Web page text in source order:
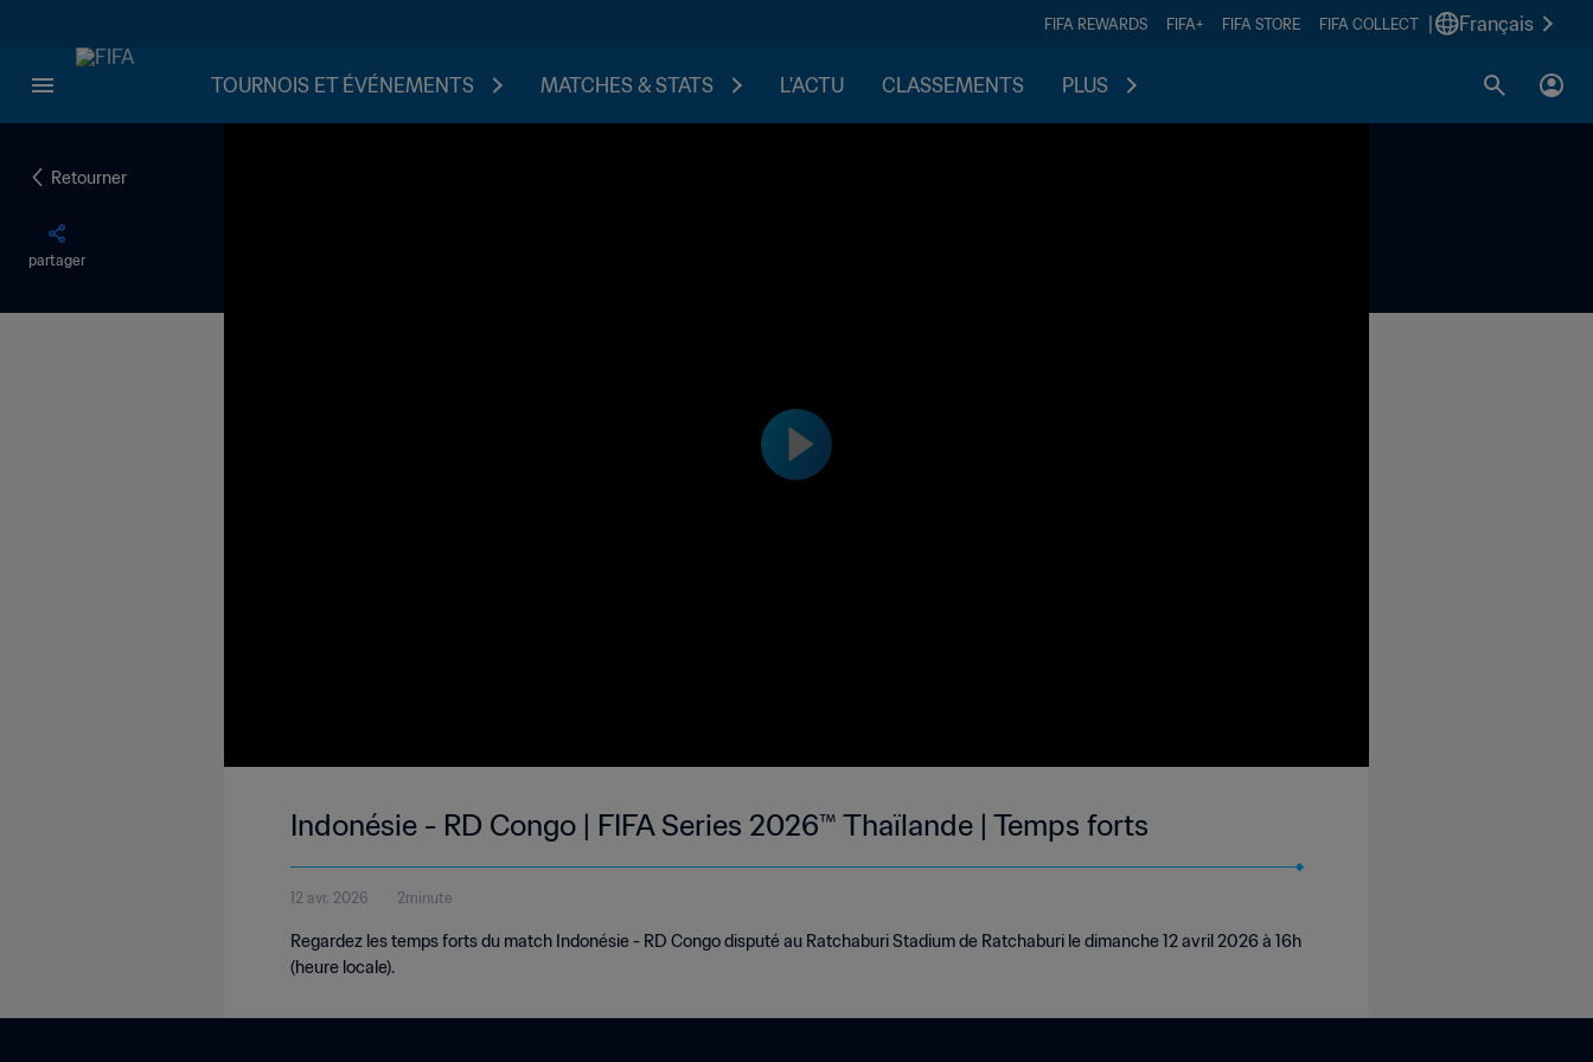
FIFA REWARDS FIFA+ FIFA STORE FIFA COLLECT Français
TOURNOIS ET ÉVÉNEMENTS MATCHES & STATS L'ACTU CLASSEMENTS PLUS
Retourner
partager
Indonésie - RD Congo | FIFA Series 2026™ Thaïlande | Temps forts
12 avr. 2026 2minute
Regardez les temps forts du match Indonésie - RD Congo disputé au Ratchaburi Stadium de Ratchaburi le dimanche 12 avril 2026 à 16h
(heure locale).